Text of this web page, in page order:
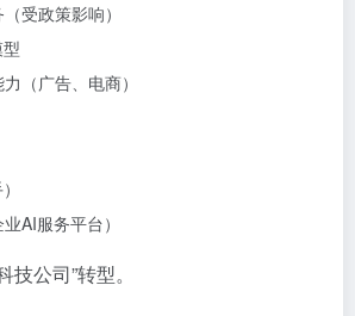
受政策影响）
（广告、电商）
AI服务平台）
公司”转型。